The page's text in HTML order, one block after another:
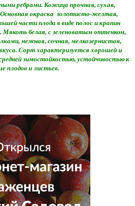
ребрами. Кожица прочная, сухая,
окраска золотисто-желтая,
части плода в виде полос и крапин
Мякоть белая, с зеленоватым оттенком,
нежная, сочная, мелкозернистая,
Сорт характеризуется хорошей и
зимостойкостью, устойчивостью к
плодов и листьев.